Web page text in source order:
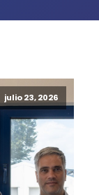
julio 23, 2026